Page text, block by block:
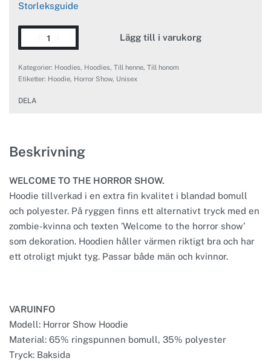
Storleksguide
Lägg till i varukorg
Kategorier: Hoodies, Hoodies, Till henne, Till honom
Etiketter: Hoodie, Horror Show, Unisex
DELA
Beskrivning
WELCOME TO THE HORROR SHOW.
Hoodie tillverkad i en extra fin kvalitet i blandad bomull
och polyester. På ryggen finns ett alternativt tryck med en
zombie-kvinna och texten ’Welcome to the horror show’
som dekoration. Hoodien håller värmen riktigt bra och har
ett otroligt mjukt tyg. Passar både män och kvinnor.
VARUINFO
Modell: Horror Show Hoodie
Material: 65% ringspunnen bomull, 35% polyester
Tryck: Baksida